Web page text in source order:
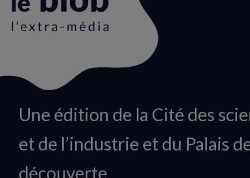
Animation
logo
Une édition de la Cité des
et de l’industrie et du Palais
découverte